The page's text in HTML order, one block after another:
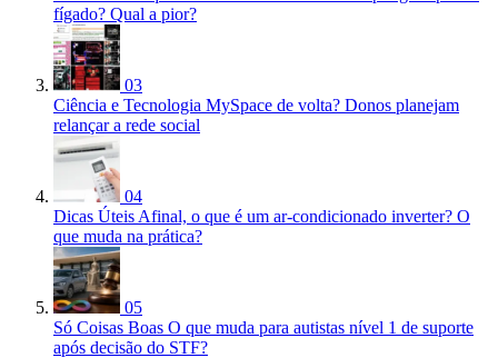
fígado? Qual a pior?
03
Ciência e Tecnologia MySpace de volta? Donos planejam
relançar a rede social
04
Dicas Úteis Afinal, o que é um ar-condicionado inverter? O
que muda na prática?
05
Só Coisas Boas O que muda para autistas nível 1 de suporte
após decisão do STF?